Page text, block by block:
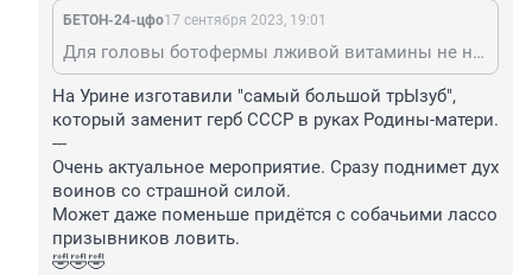
БЕТОН-24-цфо17 сентября 2023, 19:01
Для головы ботофермы лживой витамины не нужны - они заряжаются пропагандой ТВ
На Урине изготавили "самый большой трЫзуб",
который заменит герб СССР в руках Родины-матери.
---
Очень актуальное мероприятие. Сразу поднимет дух
воинов со страшной силой.
Может даже поменьше придётся с собачьими лассо
призывников ловить.
🤣🤣🤣